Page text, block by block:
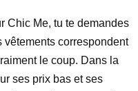
Chic Me, tu te demandes
vêtements correspondent
le coup. Dans la
ses prix bas et ses